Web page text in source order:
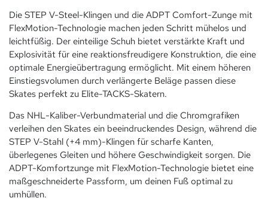
Die STEP V-Steel-Klingen und die ADPT Comfort-Zunge mit
FlexMotion-Technologie machen jeden Schritt mühelos und
leichtfüßig. Der einteilige Schuh bietet verstärkte Kraft und
Explosivität für eine reaktionsfreudigere Konstruktion, die eine
optimale Energieübertragung ermöglicht. Mit einem höheren
Einstiegsvolumen durch verlängerte Beläge passen diese
Skates perfekt zu Elite-TACKS-Skatern.
Das NHL-Kaliber-Verbundmaterial und die Chromgrafiken
verleihen den Skates ein beeindruckendes Design, während die
STEP V-Stahl (+4 mm)-Klingen für scharfe Kanten,
überlegenes Gleiten und höhere Geschwindigkeit sorgen. Die
ADPT-Komfortzunge mit FlexMotion-Technologie bietet eine
maßgeschneiderte Passform, um deinen Fuß optimal zu
umhüllen.